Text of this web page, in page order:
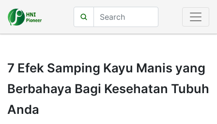
7 Efek Samping Kayu Manis yang
Berbahaya Bagi Kesehatan Tubuh
Anda